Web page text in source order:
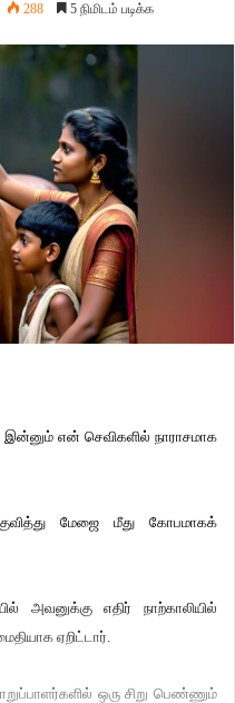
288 5 நிமிடம் படிக்க
இன்னும் என் செவிகளில் நாராசமாக
மேஜை மீது கோபமாகக்
அவனுக்கு எதிர் நாற்காலியில்
ஏறிட்டார்.
ஒரு சிறு பெண்ணும்